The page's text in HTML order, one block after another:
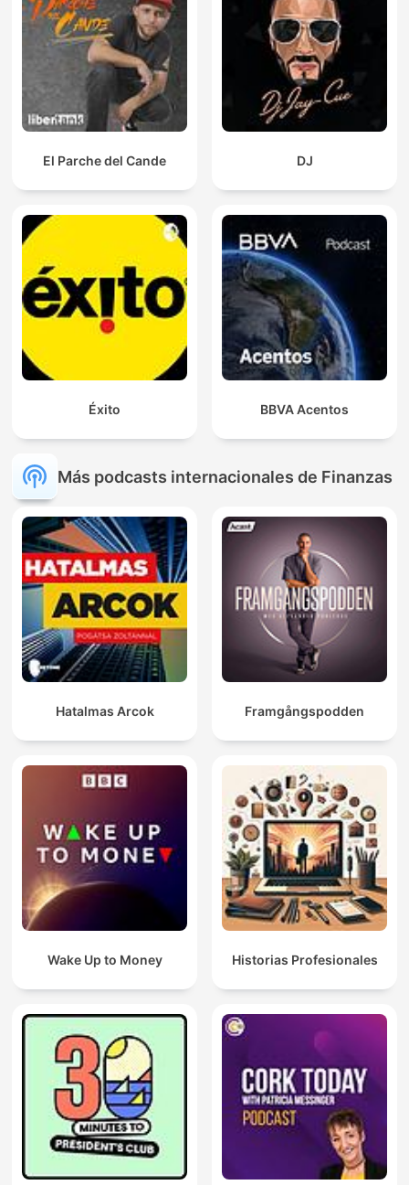
El Parche del Cande DJ
Éxito BBVA Acentos
Más podcasts internacionales de Finanzas
Hatalmas Arcok Framgångspodden
Wake Up to Money Historias Profesionales